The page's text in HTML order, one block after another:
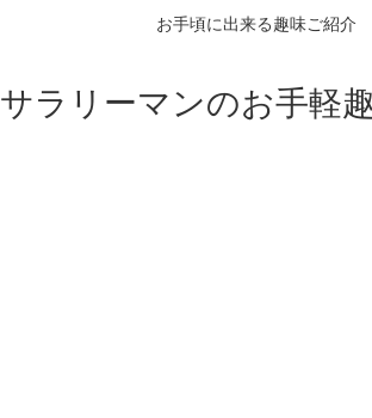
お手頃に出来る趣味ご紹介
サラリーマンのお手軽